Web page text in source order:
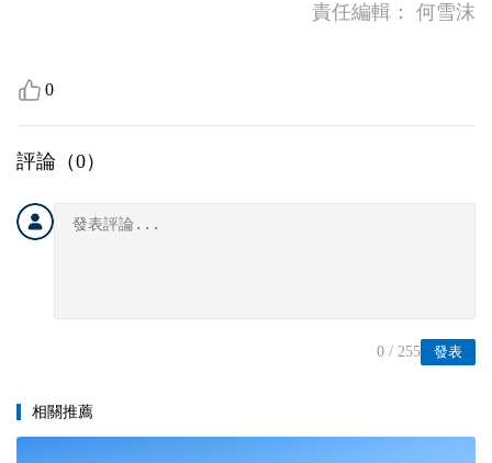
責任編輯： 何雪沫
0
評論（0）
發表
0 / 255
相關推薦